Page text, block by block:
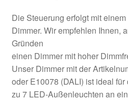
Die Steuerung erfolgt mit
Dimmer. Wir empfehlen Ihnen,
Gründen
einen Dimmer mit hoher
Unser Dimmer mit der
oder E10078 (DALI) ist ideal
zu 7 LED-Außenleuchten an